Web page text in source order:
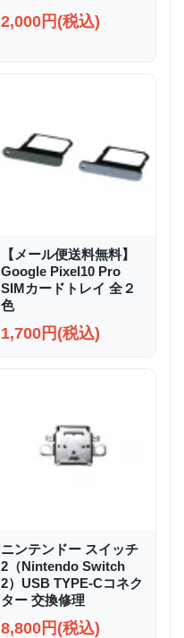
2,000円(税込)
【メール便送料無料】
Google Pixel10 Pro
SIMカードトレイ 全２
色
1,700円(税込)
ニンテンドー スイッチ
2（Nintendo Switch
2）USB TYPE-Cコネク
ター 交換修理
8,800円(税込)